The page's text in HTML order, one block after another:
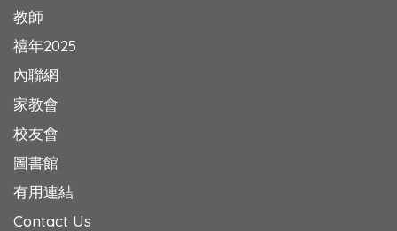
教師
禧年2025
內聯網
家教會
校友會
圖書館
有用連結
Contact Us